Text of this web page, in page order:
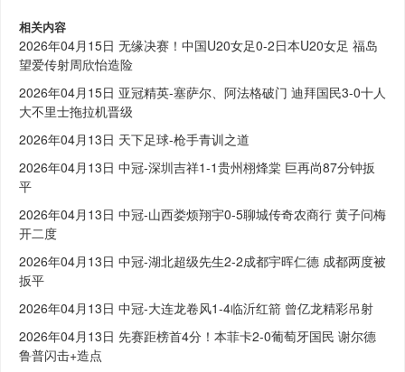
相关内容
2026年04月15日 无缘决赛！中国U20女足0-2日本U20女足 福岛
望爱传射周欣怡造险
2026年04月15日 亚冠精英-塞萨尔、阿法格破门 迪拜国民3-0十人
大不里士拖拉机晋级
2026年04月13日 天下足球-枪手青训之道
2026年04月13日 中冠-深圳吉祥1-1贵州栩烽棠 巨再尚87分钟扳
平
2026年04月13日 中冠-山西娄烦翔宇0-5聊城传奇农商行 黄子问梅
开二度
2026年04月13日 中冠-湖北超级先生2-2成都宇晖仁德 成都两度被
扳平
2026年04月13日 中冠-大连龙卷风1-4临沂红箭 曾亿龙精彩吊射
2026年04月13日 先赛距榜首4分！本菲卡2-0葡萄牙国民 谢尔德
鲁普闪击+造点